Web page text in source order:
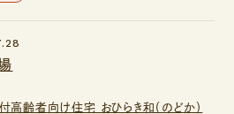
高齢者向け住宅 おひらき和（のどか）